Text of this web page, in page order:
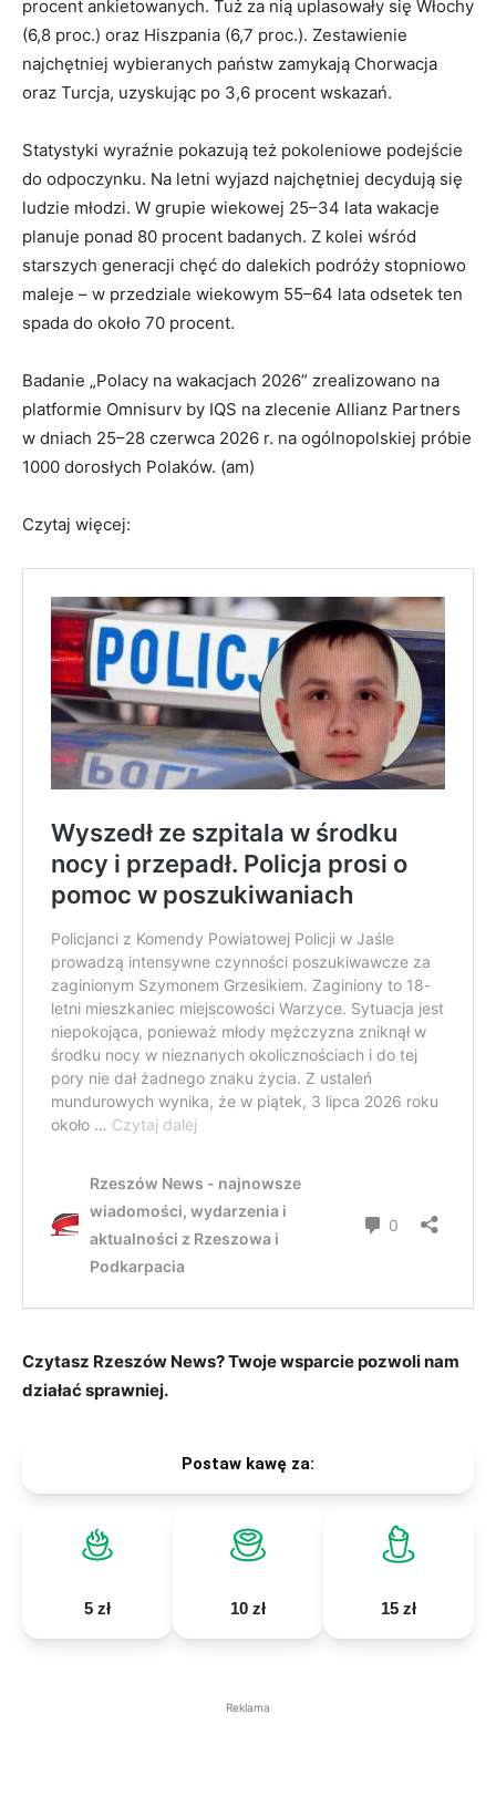
procent ankietowanych. Tuż za nią uplasowały się Włochy
(6,8 proc.) oraz Hiszpania (6,7 proc.). Zestawienie
najchętniej wybieranych państw zamykają Chorwacja
oraz Turcja, uzyskując po 3,6 procent wskazań.
Statystyki wyraźnie pokazują też pokoleniowe podejście
do odpoczynku. Na letni wyjazd najchętniej decydują się
ludzie młodzi. W grupie wiekowej 25–34 lata wakacje
planuje ponad 80 procent badanych. Z kolei wśród
starszych generacji chęć do dalekich podróży stopniowo
maleje – w przedziale wiekowym 55–64 lata odsetek ten
spada do około 70 procent.
Badanie „Polacy na wakacjach 2026” zrealizowano na
platformie Omnisurv by IQS na zlecenie Allianz Partners
w dniach 25–28 czerwca 2026 r. na ogólnopolskiej próbie
1000 dorosłych Polaków. (am)
Czytaj więcej:
Czytasz Rzeszów News? Twoje wsparcie pozwoli nam
działać sprawniej.
Postaw kawę za:
5 zł 10 zł 15 zł
Reklama